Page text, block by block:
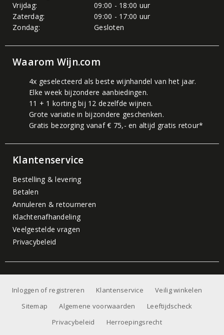
Vrijdag:
09:00 - 18:00 uur
Zaterdag:
09:00 - 17:00 uur
Zondag:
Gesloten
Waarom Wijn.com
4x geselecteerd als beste wijnhandel van het jaar.
Elke week bijzondere aanbiedingen.
11 + 1 korting bij 12 dezelfde wijnen.
Grote variatie in bijzondere geschenken.
Gratis bezorging vanaf € 75,- en altijd gratis retour*
Klantenservice
Bestelling & levering
Betalen
Annuleren & retourneren
Klachtenafhandeling
Veelgestelde vragen
Privacybeleid
Inloggen of registreren Klantenservice
Veilig winkelen
Sitemap
Algemene voorwaarden
Leeftijdscheck
Privacybeleid
Herroepingsrecht